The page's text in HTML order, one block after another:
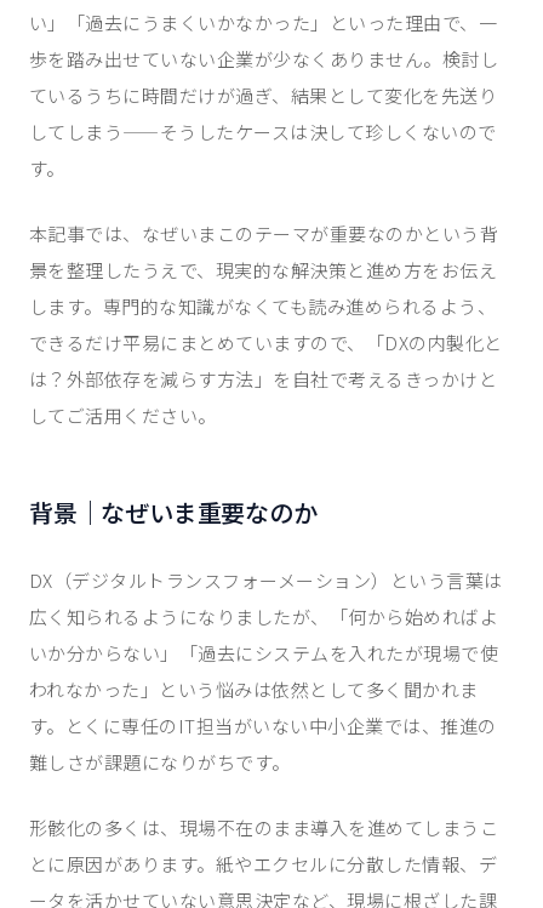
い」「過去にうまくいかなかった」といった理由で、一
歩を踏み出せていない企業が少なくありません。検討し
ているうちに時間だけが過ぎ、結果として変化を先送り
してしまう——そうしたケースは決して珍しくないので
す。
本記事では、なぜいまこのテーマが重要なのかという背
景を整理したうえで、現実的な解決策と進め方をお伝え
します。専門的な知識がなくても読み進められるよう、
できるだけ平易にまとめていますので、「DXの内製化と
は？外部依存を減らす方法」を自社で考えるきっかけと
してご活用ください。
背景｜なぜいま重要なのか
DX（デジタルトランスフォーメーション）という言葉は
広く知られるようになりましたが、「何から始めればよ
いか分からない」「過去にシステムを入れたが現場で使
われなかった」という悩みは依然として多く聞かれま
す。とくに専任のIT担当がいない中小企業では、推進の
難しさが課題になりがちです。
形骸化の多くは、現場不在のまま導入を進めてしまうこ
とに原因があります。紙やエクセルに分散した情報、デ
ータを活かせていない意思決定など、現場に根ざした課